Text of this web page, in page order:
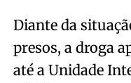
Diante da
presos, a droga
até a Unidade